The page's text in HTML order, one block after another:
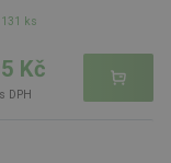
ks
Kč
DPH